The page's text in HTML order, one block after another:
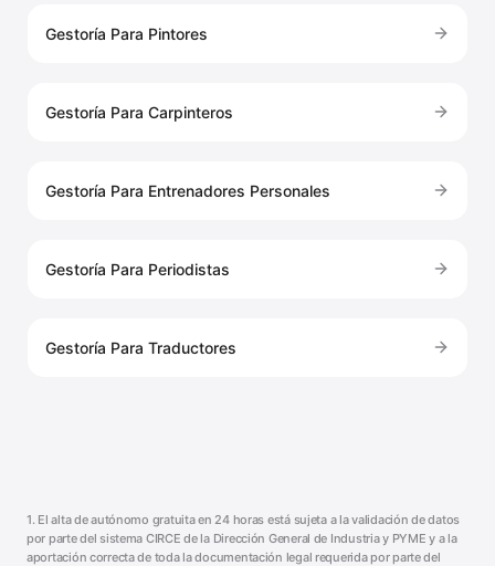
Gestoría Para Pintores
Gestoría Para Carpinteros
Gestoría Para Entrenadores Personales
Gestoría Para Periodistas
Gestoría Para Traductores
1. El alta de autónomo gratuita en 24 horas está sujeta a la validación de datos
por parte del sistema CIRCE de la Dirección General de Industria y PYME y a la
aportación correcta de toda la documentación legal requerida por parte del